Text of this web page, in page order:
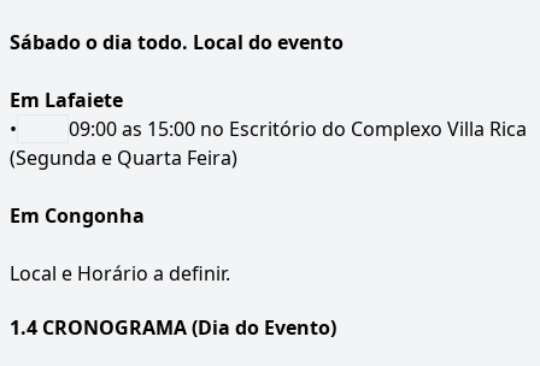
Sábado o dia todo. Local do evento
Em Lafaiete
•
09:00 as 15:00 no Escritório do Complexo Villa Rica
(Segunda e Quarta Feira)
Em Congonha
Local e Horário a definir.
1.4 CRONOGRAMA (Dia do Evento)